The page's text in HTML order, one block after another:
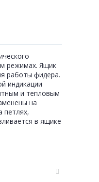
режимах. Ящик
работы фидера.
индикации
и тепловым
на
петлях,
в ящике